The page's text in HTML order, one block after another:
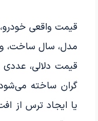
قیمت واقعی
مدل، سال ساخت،
قیمت دلالی،
گران ساخته می‌شود.
یا ایجاد ترس از